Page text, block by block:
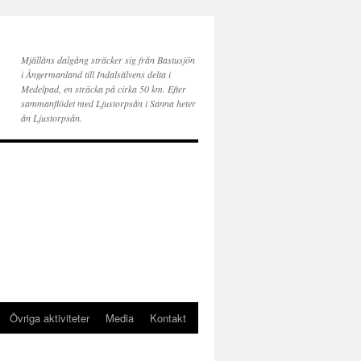
Mjällåns dalgång sträcker sig från Bastusjön
i Ångermanland till Indalsälvens delta i
Medelpad, en sträcka på cirka 50 km. Efter
sammanflödet med Ljustorpsån i Sanna heter
ån Ljustorpsån.
Övriga aktiviteter Media Kontakt